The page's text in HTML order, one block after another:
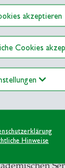
akzeptieren
Cookies
Hinweise
40-Jahr-
wenn eine
April in
erworben
es zu den
der